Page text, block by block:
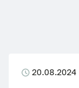
20.08.2024